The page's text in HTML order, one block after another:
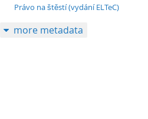
Právo na štěstí (vydání ELTeC)
more metadata